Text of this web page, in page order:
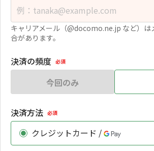
キャリアメール（@docomo.ne.jp など）は
合があります。
決済の頻度 必須
今回のみ
決済方法 必須
クレジットカード /